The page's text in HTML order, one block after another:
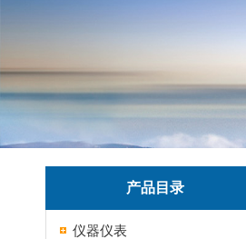
产品目录
仪器仪表